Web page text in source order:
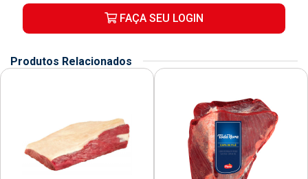
FAÇA SEU LOGIN
Produtos Relacionados